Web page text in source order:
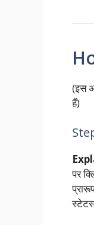
(इस
हैं)
पर